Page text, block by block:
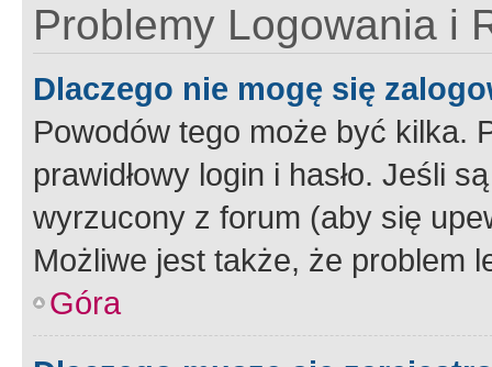
Problemy Logowania i
Dlaczego nie mogę się
Powodów tego może być kilka.
prawidłowy login i hasło. Jeśli
wyrzucony z forum (aby się
Możliwe jest także, że problem
Góra